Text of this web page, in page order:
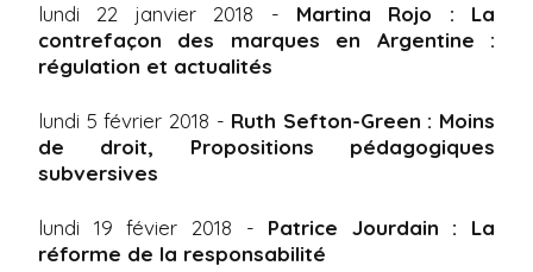
lundi 22 janvier 2018 - Martina Rojo : La
contrefaçon des marques en Argentine :
régulation et actualités
lundi 5 février 2018 - Ruth Sefton-Green : Moins
de droit, Propositions pédagogiques
subversives
lundi 19 févier 2018 - Patrice Jourdain : La
réforme de la responsabilité